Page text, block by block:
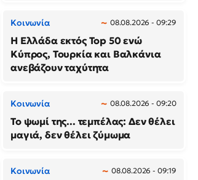
Κοινωνία 08.08.2026 - 09:29
Η Ελλάδα εκτός Top 50 ενώ
Κύπρος, Τουρκία και Βαλκάνια
ανεβάζουν ταχύτητα
Κοινωνία 08.08.2026 - 09:20
Το ψωμί της... τεμπέλας: Δεν θέλει
μαγιά, δεν θέλει ζύμωμα
Κοινωνία 08.08.2026 - 09:19